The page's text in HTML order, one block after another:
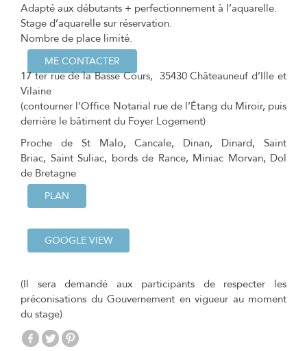
Adapté aux débutants + perfectionnement à l’aquarelle.
Stage d’aquarelle sur réservation.
Nombre de place limité.
ME CONTACTER
17 ter rue de la Basse Cours, 35430 Châteauneuf d’Ille et
Vilaine
(contourner l’Office Notarial rue de l’Étang du Miroir, puis
derrière le bâtiment du Foyer Logement)
Proche de St Malo, Cancale, Dinan, Dinard, Saint
Briac, Saint Suliac, bords de Rance, Miniac Morvan, Dol
de Bretagne
PLAN
GOOGLE VIEW
(Il sera demandé aux participants de respecter les
préconisations du Gouvernement en vigueur au moment
du stage)